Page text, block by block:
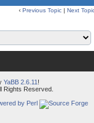
‹ Previous Topic | Next
YaBB 2.6.11 !
Rights Reserved.